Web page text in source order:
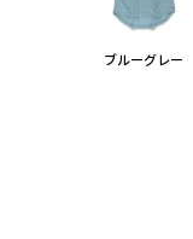
ブルーグレー